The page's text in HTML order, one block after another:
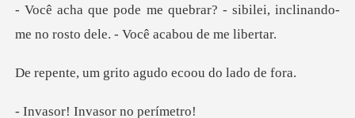
sibilei, inclinando-
me no rosto d
rito agudo ecoou
Invasor n